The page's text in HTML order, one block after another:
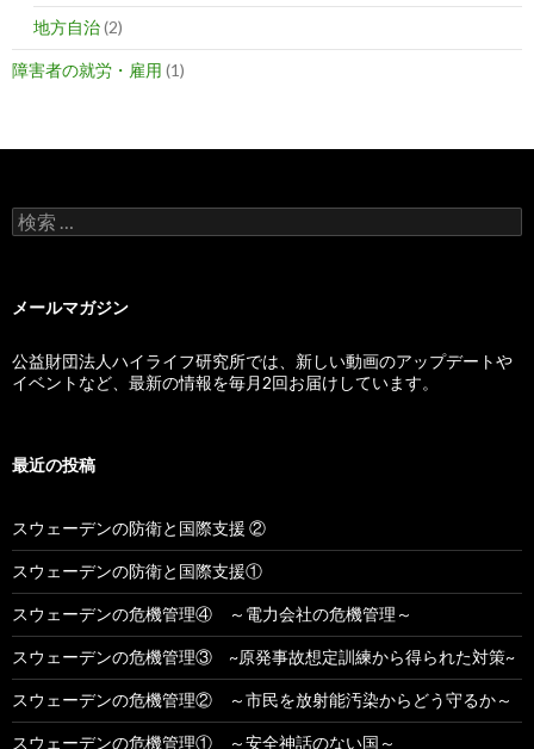
地方自治(2)
障害者の就労・雇用 (1)
検索:
メールマガジン
公益財団法人ハイライフ研究所では、新しい動画のアップデートや
イベントなど、最新の情報を毎月2回お届けしています。
最近の投稿
スウェーデンの防衛と国際支援 ②
スウェーデンの防衛と国際支援①
スウェーデンの危機管理④ ～電力会社の危機管理～
スウェーデンの危機管理③ ~原発事故想定訓練から得られた対策~
スウェーデンの危機管理② ～市民を放射能汚染からどう守るか～
スウェーデンの危機管理① ～安全神話のない国～